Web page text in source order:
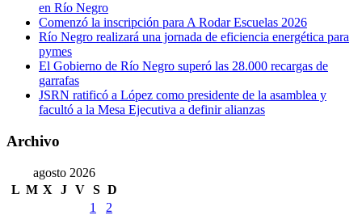
en Río Negro
Comenzó la inscripción para A Rodar Escuelas 2026
Río Negro realizará una jornada de eficiencia energética para
pymes
El Gobierno de Río Negro superó las 28.000 recargas de
garrafas
JSRN ratificó a López como presidente de la asamblea y
facultó a la Mesa Ejecutiva a definir alianzas
Archivo
agosto 2026
L M X J V S D
1
2